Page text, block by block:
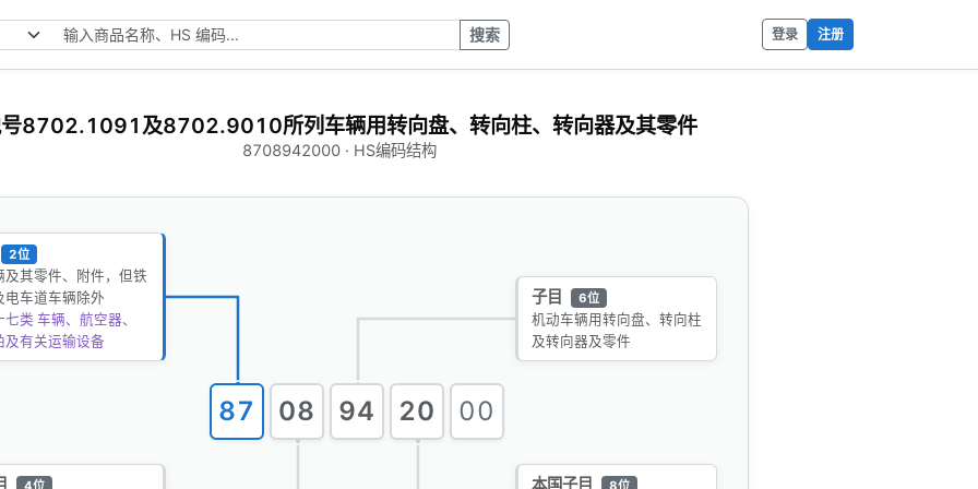
搜索 登录 注册
8702.1091及8702.9010所列车辆用转向盘、转向柱、转向器及其零件
8708942000 · HS编码结构
87 08 94 20 00
2位
及其零件、附件，但铁
电车道车辆除外
七类 车辆、航空器、
及有关运输设备
4位
子目 6位
机动车辆用转向盘、转向柱
及转向器及零件
本国子目 8位